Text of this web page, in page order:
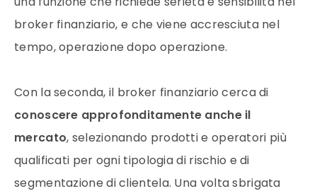
broker finanziario, e che viene accresciuta nel
tempo, operazione dopo operazione.
Con la seconda, il broker finanziario cerca di
conoscere approfonditamente anche il
mercato, selezionando prodotti e operatori più
qualificati per ogni tipologia di rischio e di
segmentazione di clientela. Una volta sbrigata